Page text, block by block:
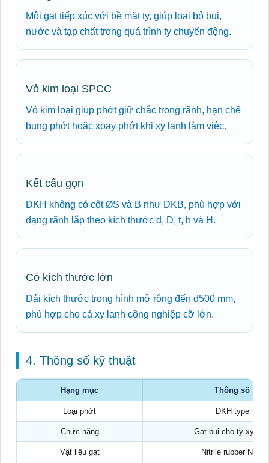
Môi gạt tiếp xúc với bề mặt ty, giúp loại bỏ bụi,
nước và tạp chất trong quá trình ty chuyển động.
Vỏ kim loại SPCC
Vỏ kim loại giúp phớt giữ chắc trong rãnh, hạn chế
bung phớt hoặc xoay phớt khi xy lanh làm việc.
Kết cấu gọn
DKH không có cột ØS và B như DKB, phù hợp với
dạng rãnh lắp theo kích thước d, D, t, h và H.
Có kích thước lớn
Dải kích thước trong hình mở rộng đến d500 mm,
phù hợp cho cả xy lanh công nghiệp cỡ lớn.
4. Thông số kỹ thuật
Hạng mục Thông số
Loại phớt DKH type
Chức năng Gạt bụi cho ty xy
Vật liệu gạt Nitrile rubber NBR